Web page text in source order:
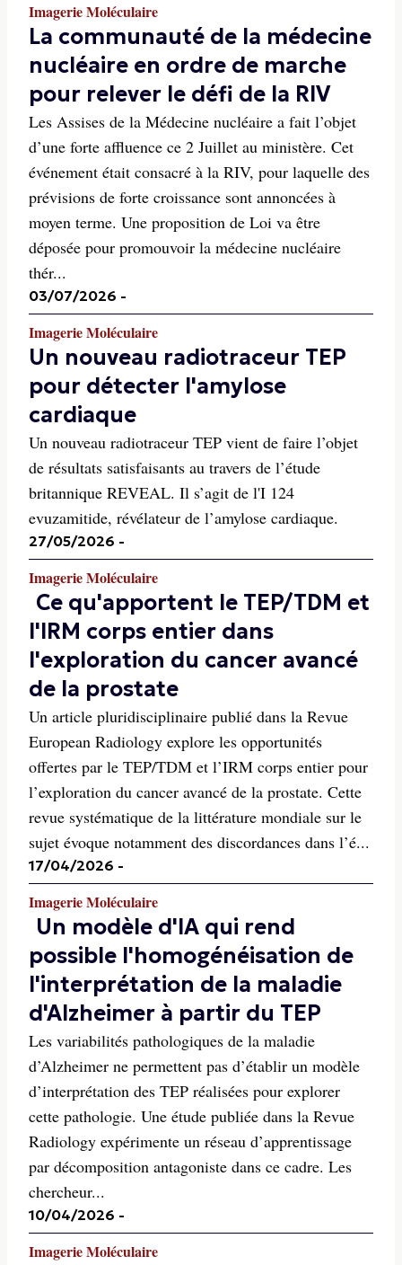
Imagerie Moléculaire
La communauté de la médecine
nucléaire en ordre de marche
pour relever le défi de la RIV
Les Assises de la Médecine nucléaire a fait l’objet
d’une forte affluence ce 2 Juillet au ministère. Cet
événement était consacré à la RIV, pour laquelle des
prévisions de forte croissance sont annoncées à
moyen terme. Une proposition de Loi va être
déposée pour promouvoir la médecine nucléaire
thér...
03/07/2026 -
Imagerie Moléculaire
Un nouveau radiotraceur TEP
pour détecter l'amylose
cardiaque
Un nouveau radiotraceur TEP vient de faire l’objet
de résultats satisfaisants au travers de l’étude
britannique REVEAL. Il s’agit de l'I 124
evuzamitide, révélateur de l’amylose cardiaque.
27/05/2026 -
Imagerie Moléculaire
Ce qu'apportent le TEP/TDM et
l'IRM corps entier dans
l'exploration du cancer avancé
de la prostate
Un article pluridisciplinaire publié dans la Revue
European Radiology explore les opportunités
offertes par le TEP/TDM et l’IRM corps entier pour
l’exploration du cancer avancé de la prostate. Cette
revue systématique de la littérature mondiale sur le
sujet évoque notamment des discordances dans l’é...
17/04/2026 -
Imagerie Moléculaire
Un modèle d'IA qui rend
possible l'homogénéisation de
l'interprétation de la maladie
d'Alzheimer à partir du TEP
Les variabilités pathologiques de la maladie
d’Alzheimer ne permettent pas d’établir un modèle
d’interprétation des TEP réalisées pour explorer
cette pathologie. Une étude publiée dans la Revue
Radiology expérimente un réseau d’apprentissage
par décomposition antagoniste dans ce cadre. Les
chercheur...
10/04/2026 -
Imagerie Moléculaire